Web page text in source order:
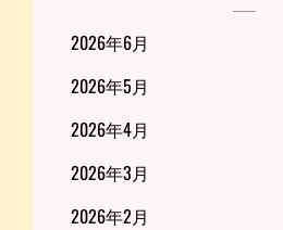
2026年6月
2026年5月
2026年4月
2026年3月
2026年2月